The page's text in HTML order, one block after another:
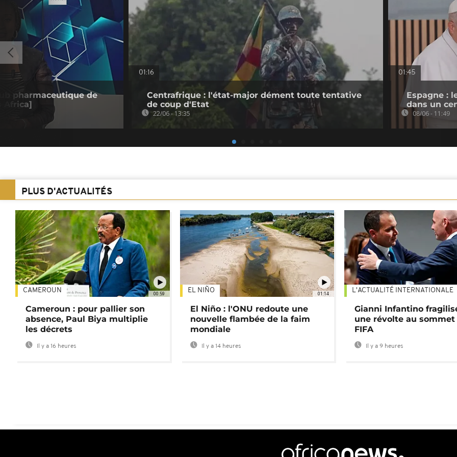
pharmaceutique de
Africa]
01:16
Centrafrique : l'état-major dément toute tentative
de coup d'Etat
22/06 - 13:35
01:45
Espagne :
dans un
08/06 - 11:49
PLUS D'ACTUALITÉS
00:59
CAMEROUN
Cameroun : pour pallier son
absence, Paul Biya multiplie
les décrets
Il y a 16 heures
01:14
EL NIÑO
El Niño : l'ONU redoute une
nouvelle flambée de la faim
mondiale
Il y a 14 heures
L'ACTUALITÉ INTERNATIONALE
Gianni Infantino
une révolte au sommet
FIFA
Il y a 9 heures